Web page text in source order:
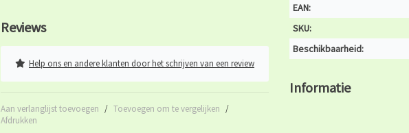
Reviews
Help ons en andere klanten door het schrijven van een review
Aan verlanglijst toevoegen / Toevoegen om te vergelijken /
Afdrukken
EAN:
SKU:
Beschikbaarheid:
Informatie